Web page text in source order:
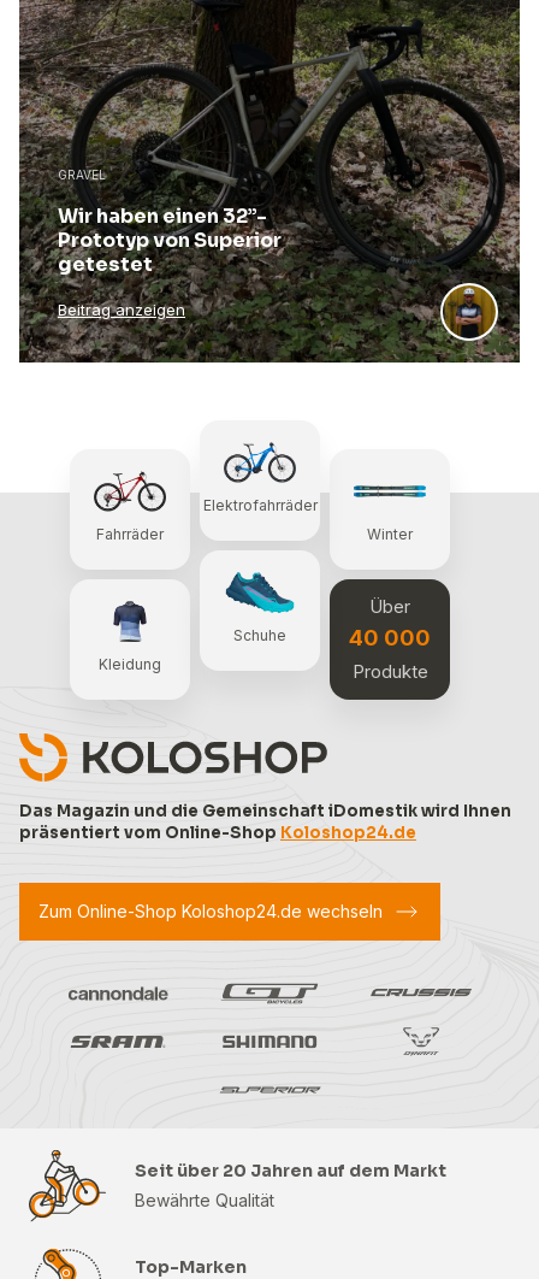
GRAVEL
Wir haben einen 32”-
Prototyp von Superior
getestet
Beitrag anzeigen
Das Magazin und die Gemeinschaft iDomestik wird Ihnen
präsentiert vom Online-Shop Koloshop24.de
Fahrräder
Elektrofahrräder
Winter
Kleidung
Schuhe
Über
40 000
Produkte
Zum Online-Shop Koloshop24.de wechseln
Seit über 20 Jahren auf dem Markt
Bewährte Qualität
Top-Marken